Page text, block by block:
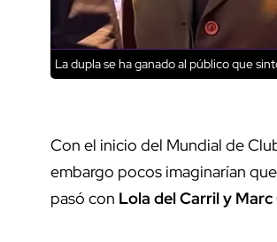
La dupla se ha ganado al público que
Con el inicio del Mundial de
embargo pocos imaginarían que
pasó con Lola del Carril y